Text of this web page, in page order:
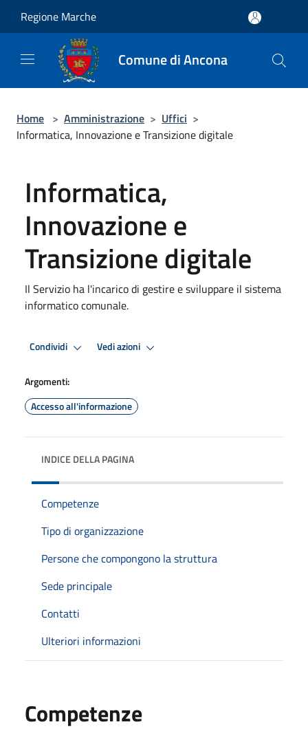
Regione Marche
Comune di Ancona
Home > Amministrazione > Uffici >
Informatica, Innovazione e Transizione digitale
Informatica,
Innovazione e
Transizione digitale
Il Servizio ha l'incarico di gestire e sviluppare il sistema
informatico comunale.
Condividi Vedi azioni
Argomenti:
Accesso all'informazione
INDICE DELLA PAGINA
Competenze
Tipo di organizzazione
Persone che compongono la struttura
Sede principale
Contatti
Ulteriori informazioni
Competenze